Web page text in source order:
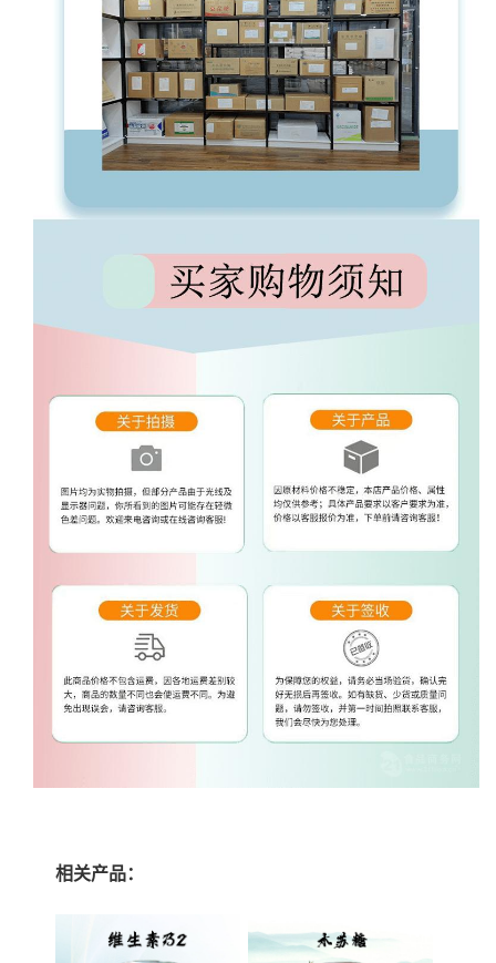
相关产品：